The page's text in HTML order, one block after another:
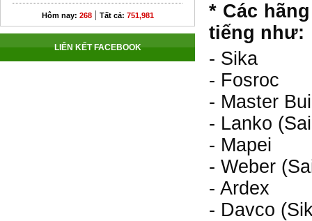
Hôm nay: 268| Tất cả: 751,981
LIÊN KẾT FACEBOOK
* Các
tiếng như:
- Sika
- Fosroc
- Master
- Lanko
- Mapei
- Weber
- Ardex
- Davco